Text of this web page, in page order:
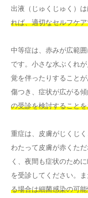
出液（じゅくじゅく）
れば、適切なセルフケ
中等症は、赤みが広範
です。小さな水ぶくれ
覚を伴ったりすること
傷つき、症状が広がる傾
の受診を検討すること
重症は、皮膚がじくじ
わたって皮膚が赤くた
く、夜間も症状のため
を受診してください。ま
る場合は細菌感染の可